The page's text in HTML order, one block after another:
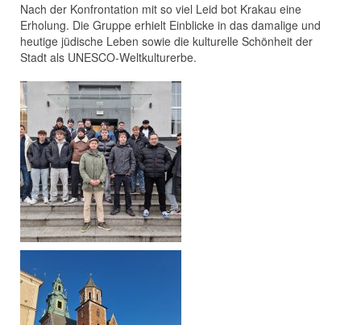
Nach der Konfrontation mit so viel Leid bot Krakau eine
Erholung. Die Gruppe erhielt Einblicke in das damalige und
heutige jüdische Leben sowie die kulturelle Schönheit der
Stadt als UNESCO-Weltkulturerbe.